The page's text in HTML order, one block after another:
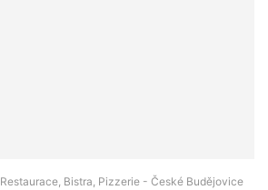
Restaurace, Bistra, Pizzerie - České Budějovice